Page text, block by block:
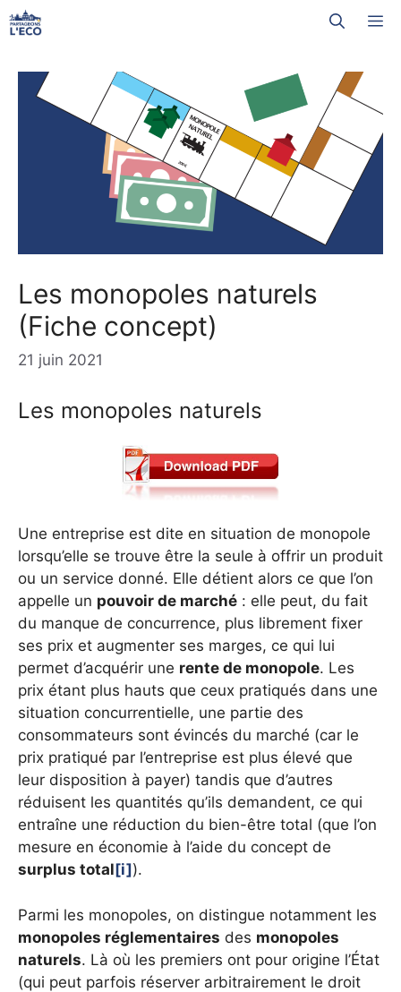
Aller
au
Les monopoles naturels
(Fiche concept)
21 juin 2021
Les monopoles naturels
Une entreprise est dite en situation de monopole
lorsqu’elle se trouve être la seule à offrir un produit
ou un service donné. Elle détient alors ce que l’on
appelle un pouvoir de marché : elle peut, du fait
du manque de concurrence, plus librement fixer
ses prix et augmenter ses marges, ce qui lui
permet d’acquérir une rente de monopole. Les
prix étant plus hauts que ceux pratiqués dans une
situation concurrentielle, une partie des
consommateurs sont évincés du marché (car le
prix pratiqué par l’entreprise est plus élevé que
leur disposition à payer) tandis que d’autres
réduisent les quantités qu’ils demandent, ce qui
entraîne une réduction du bien-être total (que l’on
mesure en économie à l’aide du concept de
surplus total[i]).
Parmi les monopoles, on distingue notamment les
monopoles réglementaires des monopoles
naturels. Là où les premiers ont pour origine l’État
(qui peut parfois réserver arbitrairement le droit